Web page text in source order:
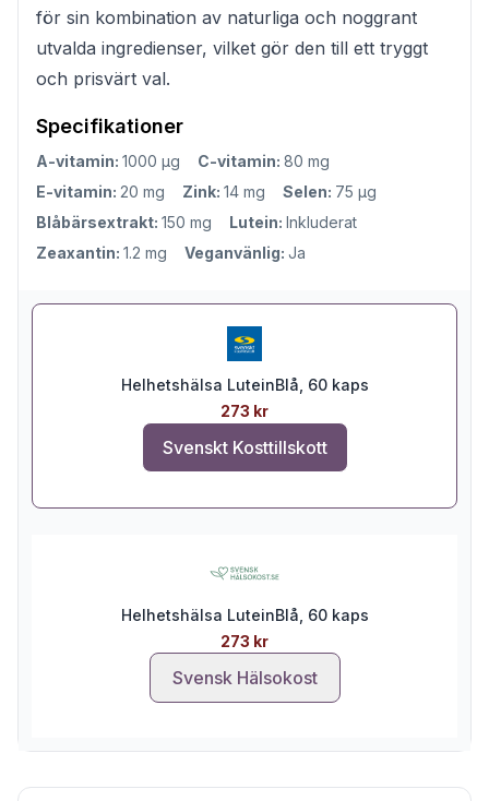
för sin kombination av naturliga och noggrant
utvalda ingredienser, vilket gör den till ett tryggt
och prisvärt val.
Specifikationer
A-vitamin: 1000 µg C-vitamin: 80 mg
E-vitamin: 20 mg Zink: 14 mg Selen: 75 µg
Blåbärsextrakt: 150 mg Lutein: Inkluderat
Zeaxantin: 1.2 mg Veganvänlig: Ja
Helhetshälsa LuteinBlå, 60 kaps
273 kr
Svenskt Kosttillskott
Helhetshälsa LuteinBlå, 60 kaps
273 kr
Svensk Hälsokost